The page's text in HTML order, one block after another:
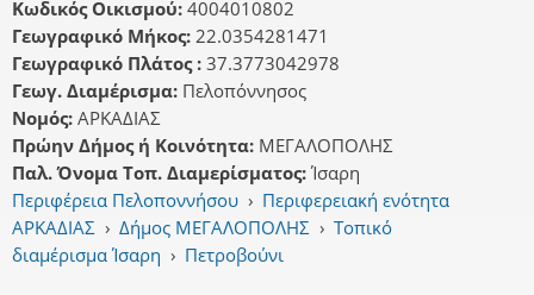
Κωδικός Οικισμού: 4004010802
Γεωγραφικό Μήκος: 22.0354281471
Γεωγραφικό Πλάτος : 37.3773042978
Γεωγ. Διαμέρισμα: Πελοπόννησος
Νομός: ΑΡΚΑΔΙΑΣ
Πρώην Δήμος ή Κοινότητα: ΜΕΓΑΛΟΠΟΛΗΣ
Παλ. Όνομα Τοπ. Διαμερίσματος: Ίσαρη
Περιφέρεια Πελοποννήσου › Περιφερειακή ενότητα
ΑΡΚΑΔΙΑΣ › Δήμος ΜΕΓΑΛΟΠΟΛΗΣ › Τοπικό
διαμέρισμα Ίσαρη › Πετροβούνι